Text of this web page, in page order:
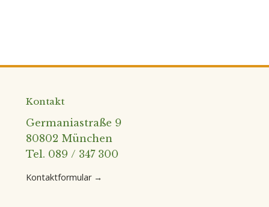
Kontakt
Germaniastraße 9
80802 München
Tel. 089 / 347 300
Kontaktformular →